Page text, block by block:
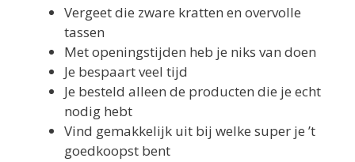
Vergeet die zware kratten en overvolle
tassen
Met openingstijden heb je niks van doen
Je bespaart veel tijd
Je besteld alleen de producten die je echt
nodig hebt
Vind gemakkelijk uit bij welke super je ’t
goedkoopst bent